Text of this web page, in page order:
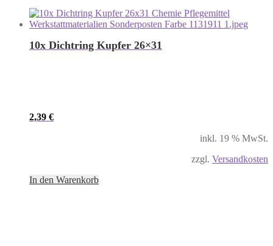
10x Dichtring Kupfer 26×31
2,39 €
inkl. 19 % MwSt.
zzgl. Versandkosten
In den Warenkorb